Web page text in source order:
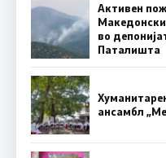
Активен
во
Паталишта
ансамбл